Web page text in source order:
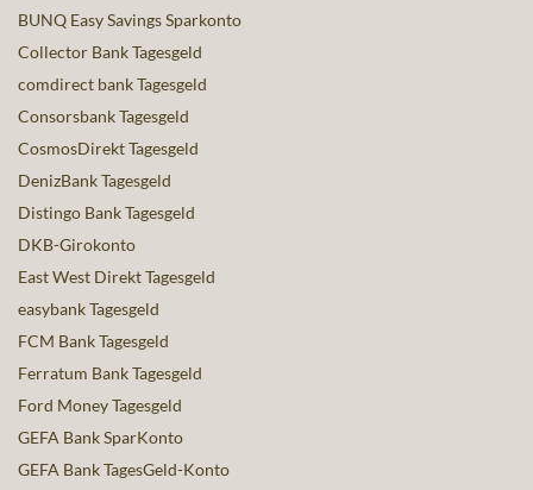
BUNQ Easy Savings Sparkonto
Collector Bank Tagesgeld
comdirect bank Tagesgeld
Consorsbank Tagesgeld
CosmosDirekt Tagesgeld
DenizBank Tagesgeld
Distingo Bank Tagesgeld
DKB-Girokonto
East West Direkt Tagesgeld
easybank Tagesgeld
FCM Bank Tagesgeld
Ferratum Bank Tagesgeld
Ford Money Tagesgeld
GEFA Bank SparKonto
GEFA Bank TagesGeld-Konto